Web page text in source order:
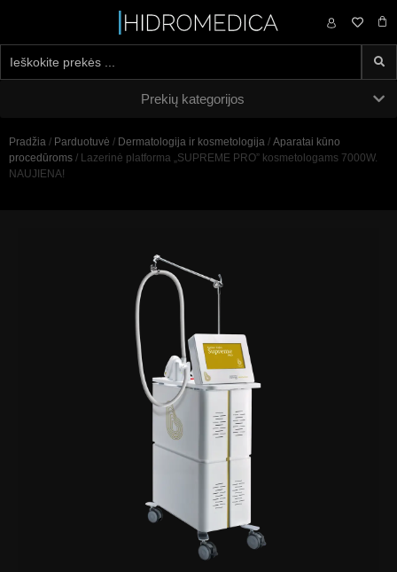
0,00 €
Prekių kategorijos
Pradžia / Parduotuvė / Dermatologija ir kosmetologija / Aparatai kūno
procedūroms / Lazerinė platforma „SUPREME PRO” kosmetologams 7000W.
NAUJIENA!